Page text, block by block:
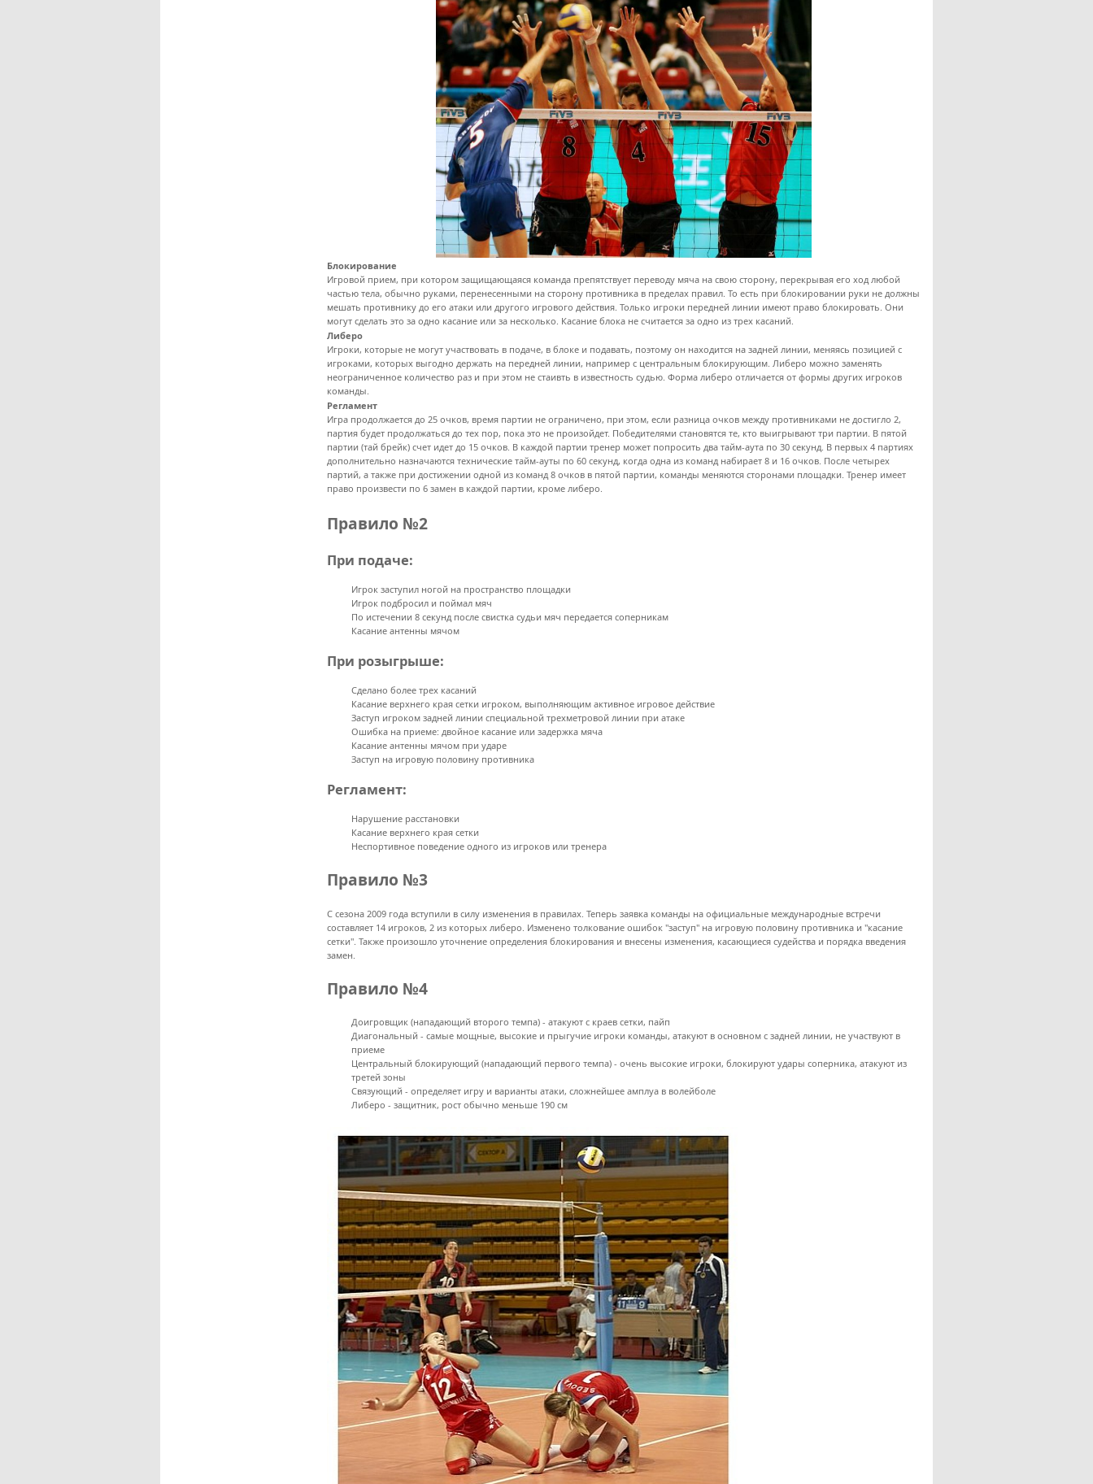
Блокирование
Игровой прием, при котором защищающаяся команда препятствует переводу мяча на свою сторону, перекрывая его ход любой
частью тела, обычно руками, перенесенными на сторону противника в пределах правил. То есть при блокировании руки не должны
мешать противнику до его атаки или другого игрового действия. Только игроки передней линии имеют право блокировать. Они
могут сделать это за одно касание или за несколько. Касание блока не считается за одно из трех касаний.
Либеро
Игроки, которые не могут участвовать в подаче, в блоке и подавать, поэтому он находится на задней линии, меняясь позицией с
игроками, которых выгодно держать на передней линии, например с центральным блокирующим. Либеро можно заменять
неограниченное количество раз и при этом не стаивть в известность судью. Форма либеро отличается от формы других игроков
команды.
Регламент
Игра продолжается до 25 очков, время партии не ограничено, при этом, если разница очков между противниками не достигло 2,
партия будет продолжаться до тех пор, пока это не произойдет. Победителями становятся те, кто выигрывают три партии. В пятой
партии (тай брейк) счет идет до 15 очков. В каждой партии тренер может попросить два тайм-аута по 30 секунд. В первых 4 партиях
дополнительно назначаются технические тайм-ауты по 60 секунд, когда одна из команд набирает 8 и 16 очков. После четырех
партий, а также при достижении одной из команд 8 очков в пятой партии, команды меняются сторонами площадки. Тренер имеет
право произвести по 6 замен в каждой партии, кроме либеро.
Правило №2
При подаче:
Игрок заступил ногой на пространство площадки
Игрок подбросил и поймал мяч
По истечении 8 секунд после свистка судьи мяч передается соперникам
Касание антенны мячом
При розыгрыше:
Сделано более трех касаний
Касание верхнего края сетки игроком, выполняющим активное игровое действие
Заступ игроком задней линии специальной трехметровой линии при атаке
Ошибка на приеме: двойное касание или задержка мяча
Касание антенны мячом при ударе
Заступ на игровую половину противника
Регламент:
Нарушение расстановки
Касание верхнего края сетки
Неспортивное поведение одного из игроков или тренера
Правило №3
С сезона 2009 года вступили в силу изменения в правилах. Теперь заявка команды на официальные международные встречи
составляет 14 игроков, 2 из которых либеро. Изменено толкование ошибок "заступ" на игровую половину противника и "касание
сетки". Также произошло уточнение определения блокирования и внесены изменения, касающиеся судейства и порядка введения
замен.
Правило №4
Доигровщик (нападающий второго темпа) - атакуют с краев сетки, пайп
Диагональный - самые мощные, высокие и прыгучие игроки команды, атакуют в основном с задней линии, не участвуют в
приеме
Центральный блокирующий (нападающий первого темпа) - очень высокие игроки, блокируют удары соперника, атакуют из
третей зоны
Связующий - определяет игру и варианты атаки, сложнейшее амплуа в волейболе
Либеро - защитник, рост обычно меньше 190 см